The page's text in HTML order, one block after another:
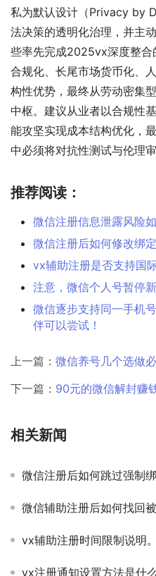
私为默认设计（Privacy by
法决策的透明化治理，并主
些率先完成2025vx深度整合
合规化、长尾市场货币化、
构性优势，最终从劳动密集
中枢。建议从业者以合规性
能攻坚实现成本结构优化，
中必须将对抗性测试与伦理
推荐阅读：
微信注册信息泄露风险
微信注册后如何修改绑
vx辅助注册是否支持国
注意，微信个人号暂停
微信逐步支持同一手机
伴可以尝试！
上一篇： 微信养号几个选做
下一篇： 90元的微信解封赚
相关新闻
微信注册后如何跳过强制
微信辅助注册后如何找回被
vx辅助注册时间限制说明。
vx注册通知设置方法是什